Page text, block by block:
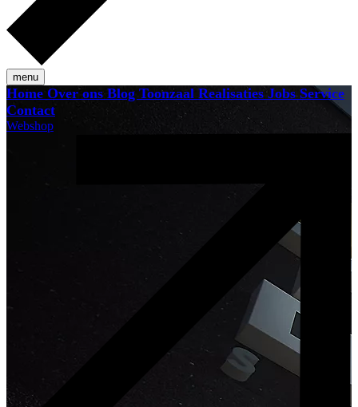
menu
Home Over onsBlog Toonzaal RealisatiesJobs Service
Contact
Webshop